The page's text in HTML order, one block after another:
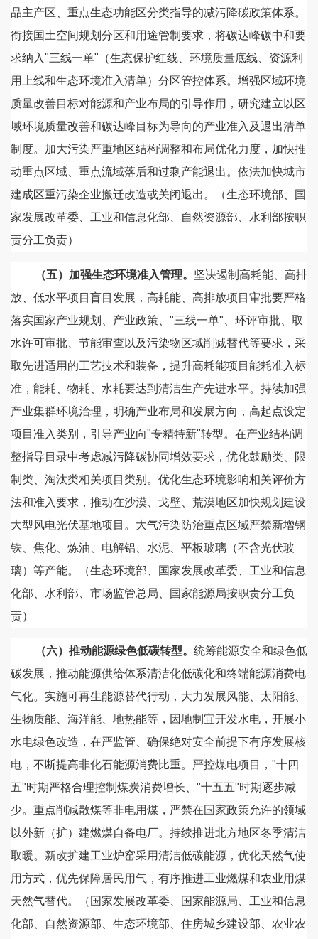
品主产区、重点生态功能区分类指导的减污降碳政策体系。
衔接国土空间规划分区和用途管制要求，将碳达峰碳中和要
求纳入"三线一单"（生态保护红线、环境质量底线、资源利
用上线和生态环境准入清单）分区管控体系。增强区域环境
质量改善目标对能源和产业布局的引导作用，研究建立以区
域环境质量改善和碳达峰目标为导向的产业准入及退出清单
制度。加大污染严重地区结构调整和布局优化力度，加快推
动重点区域、重点流域落后和过剩产能退出。依法加快城市
建成区重污染企业搬迁改造或关闭退出。（生态环境部、国
家发展改革委、工业和信息化部、自然资源部、水利部按职
责分工负责）
（五）加强生态环境准入管理。 坚决遏制高耗能、高排
放、低水平项目盲目发展，高耗能、高排放项目审批要严格
落实国家产业规划、产业政策、"三线一单"、环评审批、取
水许可审批、节能审查以及污染物区域削减替代等要求，采
取先进适用的工艺技术和装备，提升高耗能项目能耗准入标
准，能耗、物耗、水耗要达到清洁生产先进水平。持续加强
产业集群环境治理，明确产业布局和发展方向，高起点设定
项目准入类别，引导产业向"专精特新"转型。在产业结构调
整指导目录中考虑减污降碳协同增效要求，优化鼓励类、限
制类、淘汰类相关项目类别。优化生态环境影响相关评价方
法和准入要求，推动在沙漠、戈壁、荒漠地区加快规划建设
大型风电光伏基地项目。大气污染防治重点区域严禁新增钢
铁、焦化、炼油、电解铝、水泥、平板玻璃（不含光伏玻
璃）等产能。（生态环境部、国家发展改革委、工业和信息
化部、水利部、市场监管总局、国家能源局按职责分工负
责）
（六）推动能源绿色低碳转型。 统筹能源安全和绿色低
碳发展，推动能源供给体系清洁化低碳化和终端能源消费电
气化。实施可再生能源替代行动，大力发展风能、太阳能、
生物质能、海洋能、地热能等，因地制宜开发水电，开展小
水电绿色改造，在严监管、确保绝对安全前提下有序发展核
电，不断提高非化石能源消费比重。严控煤电项目，"十四
五"时期严格合理控制煤炭消费增长、"十五五"时期逐步减
少。重点削减散煤等非电用煤，严禁在国家政策允许的领域
以外新（扩）建燃煤自备电厂。持续推进北方地区冬季清洁
取暖。新改扩建工业炉窑采用清洁低碳能源，优化天然气使
用方式，优先保障居民用气，有序推进工业燃煤和农业用煤
天然气替代。（国家发展改革委、国家能源局、工业和信息
化部、自然资源部、生态环境部、住房城乡建设部、农业农